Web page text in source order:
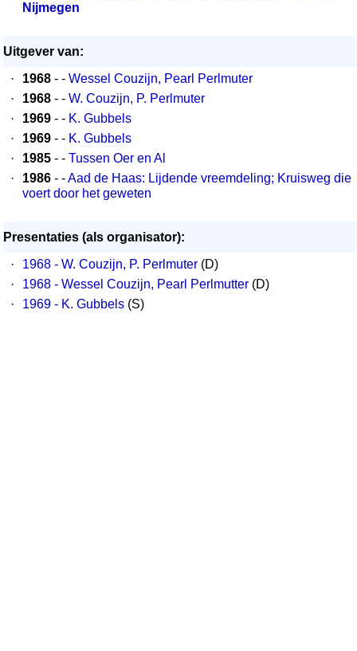
Nijmegen
Uitgever van:
·
1968 - - Wessel Couzijn, Pearl Perlmuter
·
1968 - - W. Couzijn, P. Perlmuter
·
1969 - - K. Gubbels
·
1969 - - K. Gubbels
·
1985 - - Tussen Oer en Al
·
1986 - -Aad de Haas: Lijdende vreemdeling; Kruisweg die
voert door het geweten
Presentaties (als organisator):
·
1968 - W. Couzijn, P. Perlmuter (D)
·
1968 - Wessel Couzijn, Pearl Perlmutter (D)
·
1969 - K. Gubbels (S)